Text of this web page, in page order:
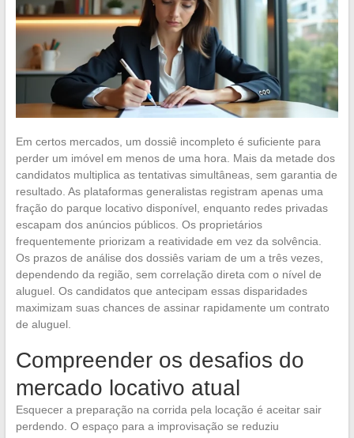
Em certos mercados, um dossiê incompleto é suficiente para
perder um imóvel em menos de uma hora. Mais da metade dos
candidatos multiplica as tentativas simultâneas, sem garantia de
resultado. As plataformas generalistas registram apenas uma
fração do parque locativo disponível, enquanto redes privadas
escapam dos anúncios públicos. Os proprietários
frequentemente priorizam a reatividade em vez da solvência.
Os prazos de análise dos dossiês variam de um a três vezes,
dependendo da região, sem correlação direta com o nível de
aluguel. Os candidatos que antecipam essas disparidades
maximizam suas chances de assinar rapidamente um contrato
de aluguel.
Compreender os desafios do
mercado locativo atual
Esquecer a preparação na corrida pela locação é aceitar sair
perdendo. O espaço para a improvisação se reduziu